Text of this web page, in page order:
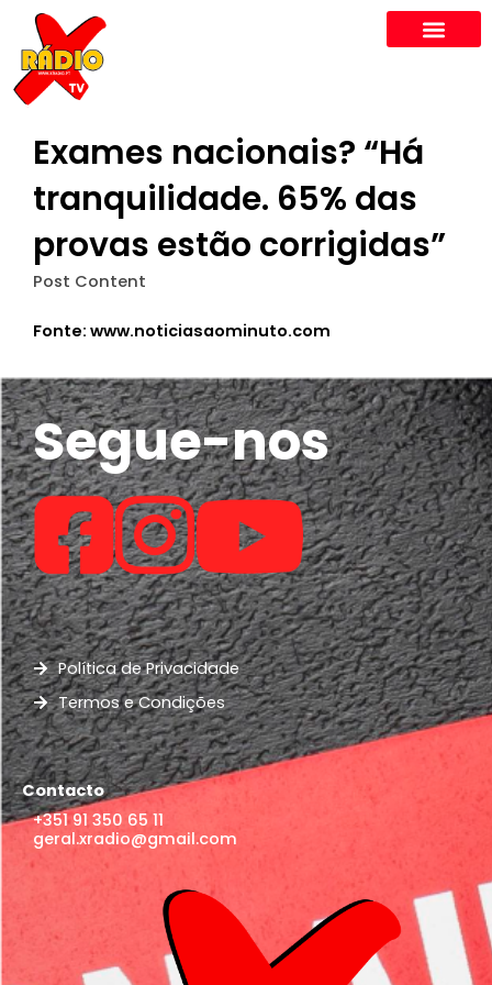
content
Exames nacionais? “Há
tranquilidade. 65% das
provas estão corrigidas”
Post Content
Fonte: www.noticiasaominuto.com
Segue-nos
Política de Privacidade
Termos e Condições
Contacto
+351 91 350 65 11
geral.xradio@gmail.com